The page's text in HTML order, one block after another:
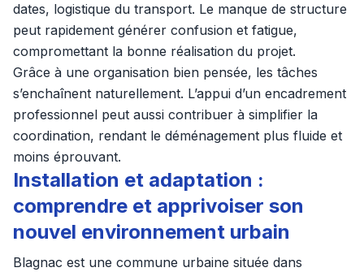
dates, logistique du transport. Le manque de structure
peut rapidement générer confusion et fatigue,
compromettant la bonne réalisation du projet.
Grâce à une organisation bien pensée, les tâches
s’enchaînent naturellement. L’appui d’un encadrement
professionnel peut aussi contribuer à simplifier la
coordination, rendant le déménagement plus fluide et
moins éprouvant.
Installation et adaptation :
comprendre et apprivoiser son
nouvel environnement urbain
Blagnac est une commune urbaine située dans